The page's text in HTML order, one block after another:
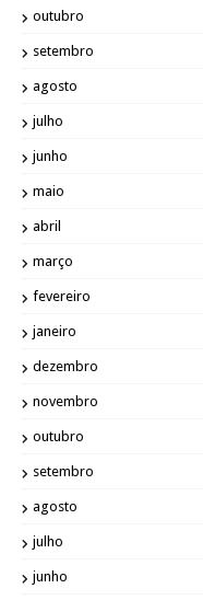
outubro
setembro
agosto
julho
junho
maio
abril
março
fevereiro
janeiro
dezembro
novembro
outubro
setembro
agosto
julho
junho